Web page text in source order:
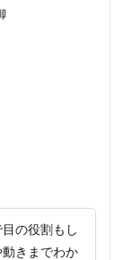
の役割もし
きまでわか